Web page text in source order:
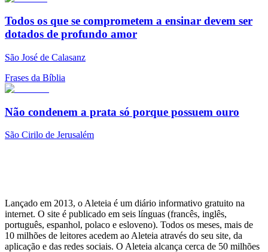
Todos os que se comprometem a ensinar devem ser
dotados de profundo amor
São José de Calasanz
Frases da Bíblia
Não condenem a prata só porque possuem ouro
São Cirilo de Jerusalém
Lançado em 2013, o Aleteia é um diário informativo gratuito na
internet. O site é publicado em seis línguas (francês, inglês,
português, espanhol, polaco e esloveno). Todos os meses, mais de
10 milhões de leitores acedem ao Aleteia através do seu site, da
aplicação e das redes sociais. O Aleteia alcança cerca de 50 milhões